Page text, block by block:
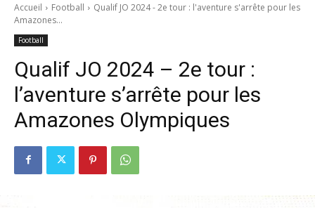
Accueil Football
Qualif JO 2024 - 2e tour : l'aventure s'arrête pour les
Amazones...
Football
Qualif JO 2024 – 2e tour :
l’aventure s’arrête pour les
Amazones Olympiques